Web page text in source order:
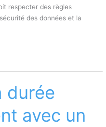
respecter des règles
des données et la
durée
avec un